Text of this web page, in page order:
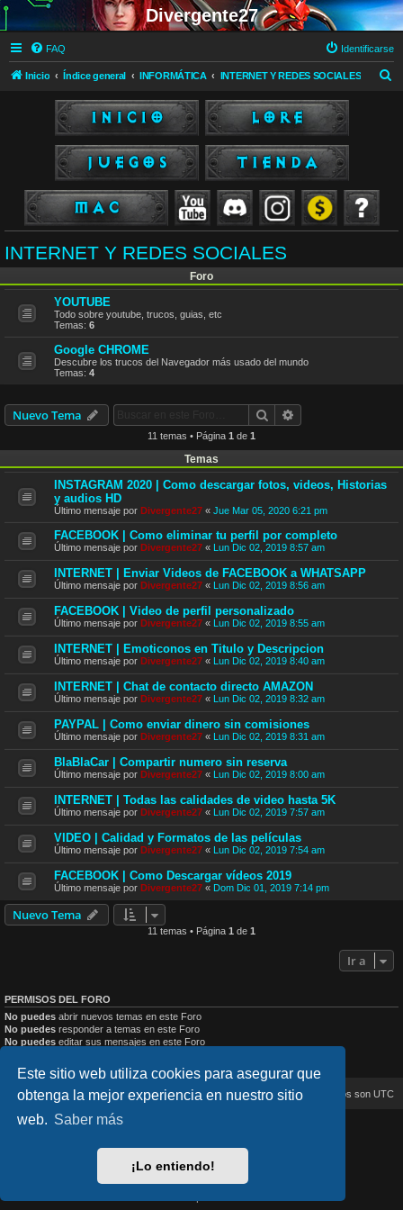
Este sitio web utiliza cookies para asegurar que
obtenga la mejor experiencia en nuestro sitio
web. Saber más
¡Lo entiendo!
Divergente27
FAQ Identificarse
Inicio Índice general INFORMÁTICA INTERNET Y REDES SOCIALES
INTERNET Y REDES SOCIALES
Foro
YOUTUBE
Todo sobre youtube, trucos, guias, etc
Temas: 6
Google CHROME
Descubre los trucos del Navegador más usado del mundo
Temas: 4
Nuevo Tema Buscar
11 temas • Página 1 de 1
Temas
INSTAGRAM 2020 | Como descargar fotos, videos, Historias
y audios HD
Último mensaje por Divergente27 « Jue Mar 05, 2020 6:21 pm
FACEBOOK | Como eliminar tu perfil por completo
Último mensaje por Divergente27 « Lun Dic 02, 2019 8:57 am
INTERNET | Enviar Videos de FACEBOOK a WHATSAPP
Último mensaje por Divergente27 « Lun Dic 02, 2019 8:56 am
FACEBOOK | Video de perfil personalizado
Último mensaje por Divergente27 « Lun Dic 02, 2019 8:55 am
INTERNET | Emoticonos en Titulo y Descripcion
Último mensaje por Divergente27 « Lun Dic 02, 2019 8:40 am
INTERNET | Chat de contacto directo AMAZON
Último mensaje por Divergente27 « Lun Dic 02, 2019 8:32 am
PAYPAL | Como enviar dinero sin comisiones
Último mensaje por Divergente27 « Lun Dic 02, 2019 8:31 am
BlaBlaCar | Compartir numero sin reserva
Último mensaje por Divergente27 « Lun Dic 02, 2019 8:00 am
INTERNET | Todas las calidades de video hasta 5K
Último mensaje por Divergente27 « Lun Dic 02, 2019 7:57 am
VIDEO | Calidad y Formatos de las películas
Último mensaje por Divergente27 « Lun Dic 02, 2019 7:54 am
FACEBOOK | Como Descargar vídeos 2019
Último mensaje por Divergente27 « Dom Dic 01, 2019 7:14 pm
Nuevo Tema
11 temas • Página 1 de 1
Ir a
PERMISOS DEL FORO
No puedes abrir nuevos temas en este Foro
No puedes responder a temas en este Foro
No puedes editar sus mensajes en este Foro
No puedes
enviar adjuntos en este Foro
Inicio Índice general Todos los horarios son UTC
Desarrollado porphpBB® Forum Software © phpBB Limited
phpBB España